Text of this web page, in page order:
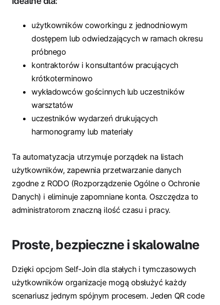
użytkowników coworkingu z jednodniowym
dostępem lub odwiedzających w ramach okresu
próbnego
kontraktorów i konsultantów pracujących
krótkoterminowo
wykładowców gościnnych lub uczestników
warsztatów
uczestników wydarzeń drukujących
harmonogramy lub materiały
Ta automatyzacja utrzymuje porządek na listach
użytkowników, zapewnia przetwarzanie danych
zgodne z RODO (Rozporządzenie Ogólne o Ochronie
Danych) i eliminuje zapomniane konta. Oszczędza to
administratorom znaczną ilość czasu i pracy.
Proste, bezpieczne i skalowalne
Dzięki opcjom Self-Join dla stałych i tymczasowych
użytkowników organizacje mogą obsłużyć każdy
scenariusz jednym spójnym procesem. Jeden QR code